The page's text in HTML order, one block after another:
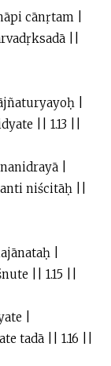
cānṛtam |
||
|
|| 1.13 ||
|
niścitāḥ ||
|
|| 1.15 ||
|
tadā || 1.16 ||